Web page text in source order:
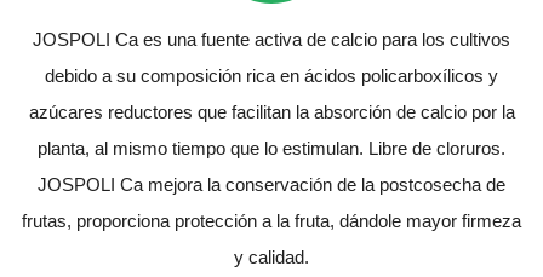
JOSPOLI Ca es una fuente activa de calcio para los cultivos
debido a su composición rica en ácidos policarboxílicos y
azúcares reductores que facilitan la absorción de calcio por la
planta, al mismo tiempo que lo estimulan. Libre de cloruros.
JOSPOLI Ca mejora la conservación de la postcosecha de
frutas, proporciona protección a la fruta, dándole mayor firmeza
y calidad.